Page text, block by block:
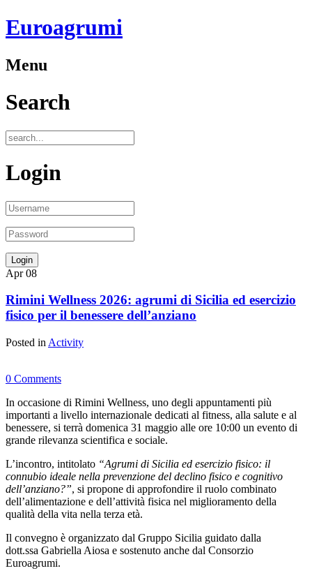
Euroagrumi
Menu
Search
Login
Apr 08
Rimini Wellness 2026: agrumi di Sicilia ed esercizio
fisico per il benessere dell’anziano
Posted in Activity
0 Comments
In occasione di Rimini Wellness, uno degli appuntamenti più
importanti a livello internazionale dedicati al fitness, alla salute e al
benessere, si terrà domenica 31 maggio alle ore 10:00 un evento di
grande rilevanza scientifica e sociale.
L’incontro, intitolato “Agrumi di Sicilia ed esercizio fisico: il
connubio ideale nella prevenzione del declino fisico e cognitivo
dell’anziano?”, si propone di approfondire il ruolo combinato
dell’alimentazione e dell’attività fisica nel miglioramento della
qualità della vita nella terza età.
Il convegno è organizzato dal Gruppo Sicilia guidato dalla
dott.ssa Gabriella Aiosa e sostenuto anche dal Consorzio
Euroagrumi.